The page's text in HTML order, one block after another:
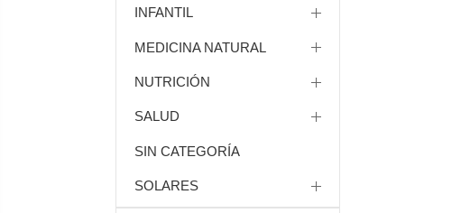
INFANTIL
MEDICINA NATURAL
NUTRICIÓN
SALUD
SIN CATEGORÍA
SOLARES